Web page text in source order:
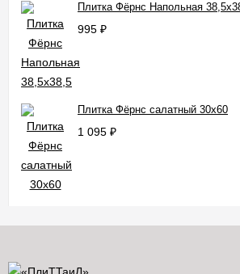
Плитка Фёрнс Напольная
995 ₽
Плитка Фёрнс салатный 30x60
1 095 ₽